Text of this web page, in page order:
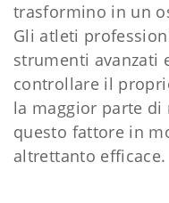
trasformino in un
Gli atleti
strumenti avanzati
controllare il
la maggior parte
questo fattore in
altrettanto efficace.